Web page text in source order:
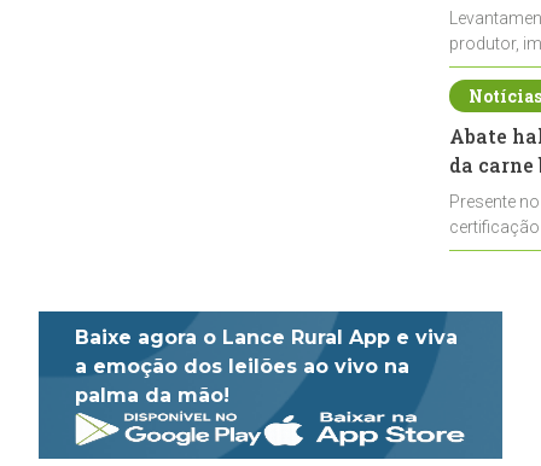
produtor,
de leite cru
Abate
da
Presente
Baixe agora o Lance Rural App e viva
a emoção dos leilões ao vivo na
palma da mão!